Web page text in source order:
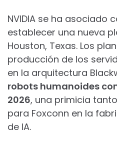
NVIDIA se ha asociado
establecer una nueva
Houston, Texas. Los
producción de los
en la arquitectura
robots humanoides
2026, una primicia
para Foxconn en la
de IA.